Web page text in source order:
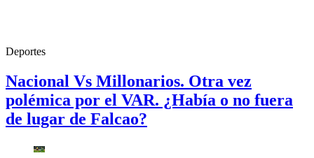
Deportes
Nacional Vs Millonarios. Otra vez
polémica por el VAR. ¿Había o no fuera
de lugar de Falcao?